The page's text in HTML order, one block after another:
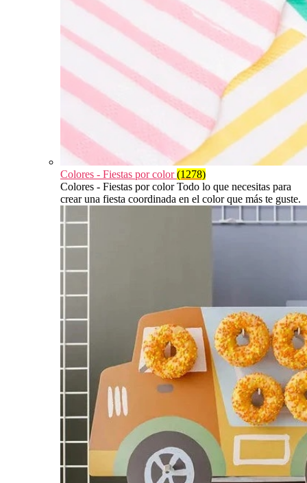
Colores - Fiestas por color(1278)
Colores - Fiestas por color Todo lo que necesitas para
crear una fiesta coordinada en el color que más te guste.